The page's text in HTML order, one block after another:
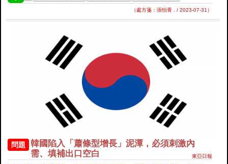
（處方箋：張怡菁 . / 2023-07-31）
問題
韓國陷入「蕭條型增長」泥潭，必須刺激內
需、填補出口空白
東亞日報